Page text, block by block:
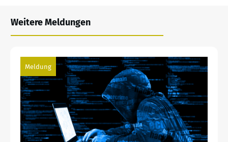
Weitere Meldungen
Meldung